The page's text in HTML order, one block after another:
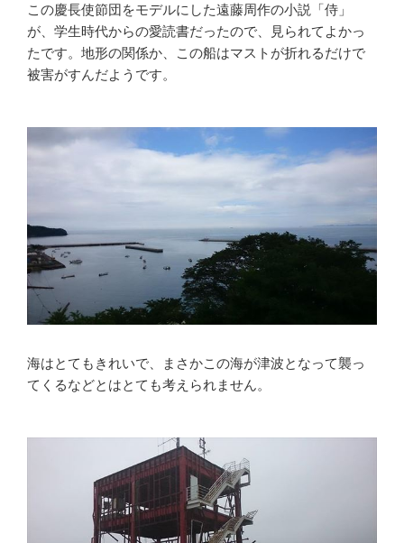
この慶長使節団をモデルにした遠藤周作の小説「侍」
が、学生時代からの愛読書だったので、見られてよかっ
たです。地形の関係か、この船はマストが折れるだけで
被害がすんだようです。
海はとてもきれいで、まさかこの海が津波となって襲っ
てくるなどとはとても考えられません。